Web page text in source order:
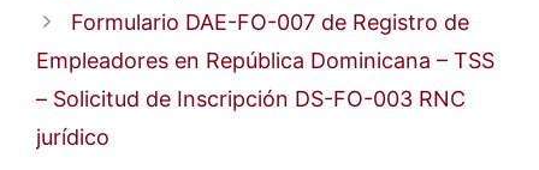
Formulario DAE-FO-007 de Registro de
Empleadores en República Dominicana – TSS
– Solicitud de Inscripción DS-FO-003 RNC
jurídico